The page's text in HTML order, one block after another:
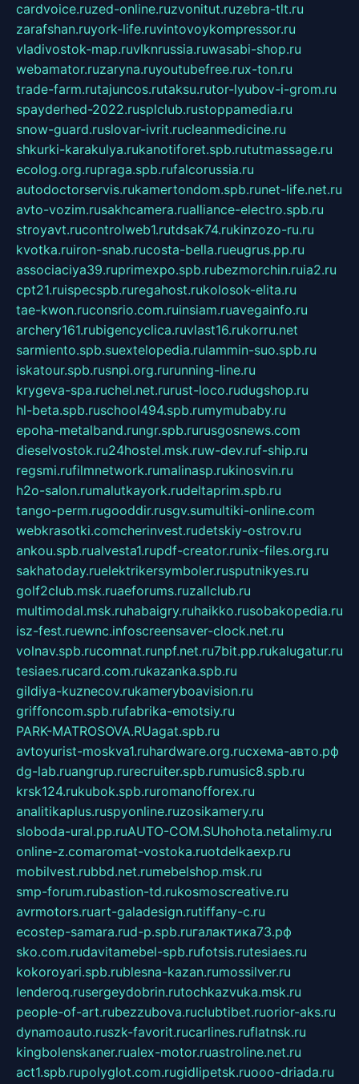
cardvoice.ruzed-online.ruzvonitut.ruzebra-tlt.ru
zarafshan.ruyork-life.ruvintovoykompressor.ru
vladivostok-map.ruvlknrussia.ruwasabi-shop.ru
webamator.ruzaryna.ruyoutubefree.rux-ton.ru
trade-farm.rutajuncos.rutaksu.rutor-lyubov-i-grom.ru
spayderhed-2022.rusplclub.rustoppamedia.ru
snow-guard.ruslovar-ivrit.rucleanmedicine.ru
shkurki-karakulya.rukanotiforet.spb.rututmassage.ru
ecolog.org.rupraga.spb.rufalcorussia.ru
autodoctorservis.rukamertondom.spb.runet-life.net.ru
avto-vozim.rusakhcamera.rualliance-electro.spb.ru
stroyavt.rucontrolweb1.rutdsak74.rukinzozo-ru.ru
kvotka.ruiron-snab.rucosta-bella.rueugrus.pp.ru
associaciya39.ruprimexpo.spb.rubezmorchin.ruia2.ru
cpt21.ruispecspb.ruregahost.rukolosok-elita.ru
tae-kwon.ruconsrio.com.ruinsiam.ruavegainfo.ru
archery161.rubigencyclica.ruvlast16.rukorru.net
sarmiento.spb.suextelopedia.rulammin-suo.spb.ru
iskatour.spb.rusnpi.org.rurunning-line.ru
krygeva-spa.ruchel.net.rurust-loco.rudugshop.ru
hl-beta.spb.ruschool494.spb.rumymubaby.ru
epoha-metalband.rungr.spb.rurusgosnews.com
dieselvostok.ru24hostel.msk.ruw-dev.ruf-ship.ru
regsmi.rufilmnetwork.rumalinasp.rukinosvin.ru
h2o-salon.rumalutkayork.rudeltaprim.spb.ru
tango-perm.rugooddir.rusgv.sumultiki-online.com
webkrasotki.comcherinvest.rudetskiy-ostrov.ru
ankou.spb.rualvesta1.rupdf-creator.runix-files.org.ru
sakhatoday.ruelektrikersymboler.rusputnikyes.ru
golf2club.msk.ruaeforums.ruzallclub.ru
multimodal.msk.ruhabaigry.ruhaikko.rusobakopedia.ru
isz-fest.ruewnc.infoscreensaver-clock.net.ru
volnav.spb.rucomnat.runpf.net.ru7bit.pp.rukalugatur.ru
tesiaes.rucard.com.rukazanka.spb.ru
gildiya-kuznecov.rukameryboavision.ru
griffoncom.spb.rufabrika-emotsiy.ru
PARK-MATROSOVA.RUagat.spb.ru
avtoyurist-moskva1.ruhardware.org.ruсхема-авто.рф
dg-lab.ruangrup.rurecruiter.spb.rumusic8.spb.ru
krsk124.rukubok.spb.ruromanofforex.ru
analitikaplus.ruspyonline.ruzosikamery.ru
sloboda-ural.pp.ruAUTO-COM.SUhohota.netalimy.ru
online-z.comaromat-vostoka.ruotdelkaexp.ru
mobilvest.rubbd.net.rumebelshop.msk.ru
smp-forum.rubastion-td.rukosmoscreative.ru
avrmotors.ruart-galadesign.rutiffany-c.ru
ecostep-samara.rud-p.spb.ruгалактика73.рф
sko.com.rudavitamebel-spb.rufotsis.rutesiaes.ru
kokoroyari.spb.rublesna-kazan.rumossilver.ru
lenderoq.rusergeydobrin.rutochkazvuka.msk.ru
people-of-art.rubezzubova.ruclubtibet.ruorior-aks.ru
dynamoauto.ruszk-favorit.rucarlines.ruflatnsk.ru
kingbolenskaner.rualex-motor.ruastroline.net.ru
act1.spb.rupolyglot.com.rugidlipetsk.ruooo-driada.ru